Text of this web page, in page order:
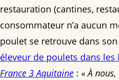
restauration (cantines,
consommateur n’a aucun
poulet se retrouve dans
éleveur de poulets dans les
France 3 Aquitaine : « À